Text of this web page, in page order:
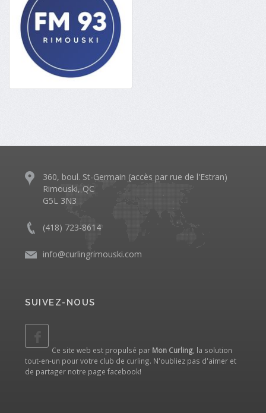
360, boul. St-Germain (accès par rue de l'Estran)
Rimouski, QC
G5L 3N3
(418) 723-8614
info@curlingrimouski.com
SUIVEZ-NOUS
Ce site web est propulsé par Mon Curling, la solution
tout-en-un pour votre club de curling. N'oubliez pas d'aimer et
de partager notre page facebook!